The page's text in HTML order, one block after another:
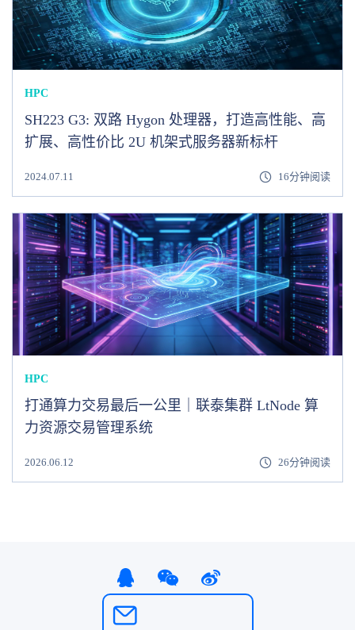
HPC
SH223 G3: 双路 Hygon 处理器，打造高性能、高
扩展、高性价比 2U 机架式服务器新标杆
2024.07.11 16分钟阅读
HPC
打通算力交易最后一公里｜联泰集群 LtNode 算
力资源交易管理系统
2026.06.12 26分钟阅读